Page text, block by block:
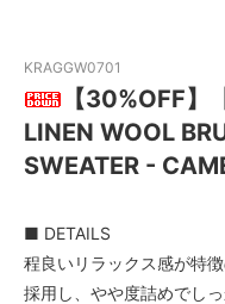
KRAGGW0701
【30%OFF】
LINEN WOOL
SWEATER -
■ DETAILS
程良いリラックス感が特
採用し、やや度詰めでし